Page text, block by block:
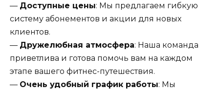
— Доступные цены: Мы предлагаем гибкую
систему абонементов и акции для новых
клиентов.
— Дружелюбная атмосфера: Наша команда
приветлива и готова помочь вам на каждом
этапе вашего фитнес-путешествия.
— Очень удобный график работы: Мы